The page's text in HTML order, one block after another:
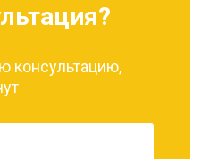
консультацию,